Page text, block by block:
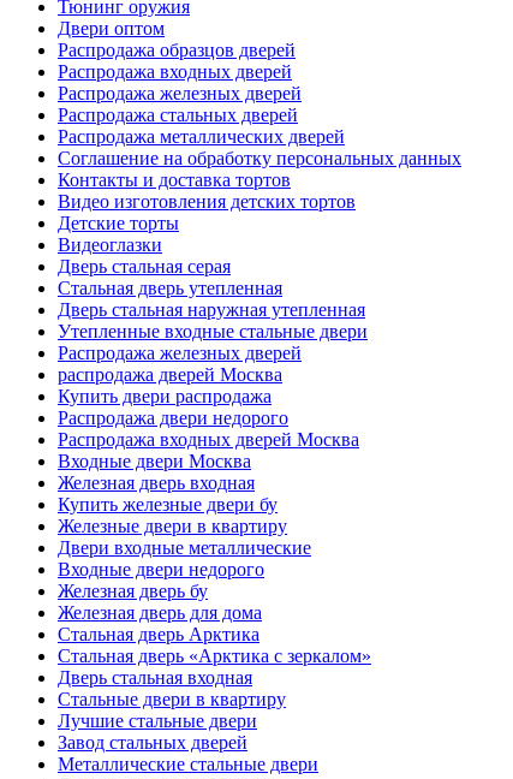
Тюнинг оружия
Двери оптом
Распродажа образцов дверей
Распродажа входных дверей
Распродажа железных дверей
Распродажа стальных дверей
Распродажа металлических дверей
Соглашение на обработку персональных данных
Контакты и доставка тортов
Видео изготовления детских тортов
Детские торты
Видеоглазки
Дверь стальная серая
Стальная дверь утепленная
Дверь стальная наружная утепленная
Утепленные входные стальные двери
Распродажа железных дверей
распродажа дверей Москва
Купить двери распродажа
Распродажа двери недорого
Распродажа входных дверей Москва
Входные двери Москва
Железная дверь входная
Купить железные двери бу
Железные двери в квартиру
Двери входные металлические
Входные двери недорого
Железная дверь бу
Железная дверь для дома
Стальная дверь Арктика
Стальная дверь «Арктика с зеркалом»
Дверь стальная входная
Стальные двери в квартиру
Лучшие стальные двери
Завод стальных дверей
Металлические стальные двери